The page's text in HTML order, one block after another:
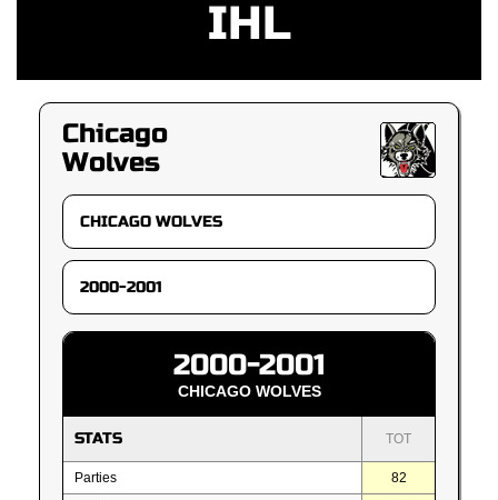
IHL
Chicago
Wolves
2000-2001
CHICAGO WOLVES
STATS TOT
Parties 82